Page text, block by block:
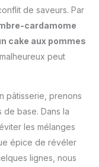
de saveurs. Par
cardamome
cake aux pommes
peut
pâtisserie, prenons
base. Dans la
les mélanges
épice de révéler
lignes, nous